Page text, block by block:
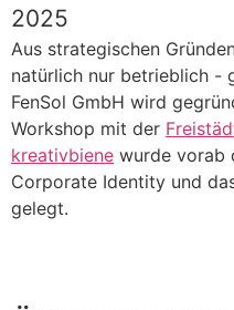
2025
Aus strategischen
natürlich nur betrieblich -
FenSol GmbH wird
Workshop mit der
kreativbiene wurde vorab
Corporate Identity und
gelegt.